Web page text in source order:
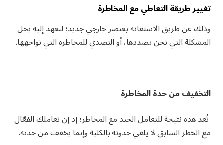
تغيير طريقة التعاطي مع المخاطرة
وذلك عن طريق الاستعانة بعنصر خارجي جديد؛ لنعهد إليه بحل
المشكلة التي نحن بصددها، أو التصدي للمخاطرة التي نواجهها.
التخفيف من حدة المخاطرة
تُعد هذه نتيجة للتعامل الجيد مع المخاطر؛ إذ إن تعاملك الفعّال
مع الخطر السابق لا يلغي حدوثه بالكلية وإنما يخفف من حدته.